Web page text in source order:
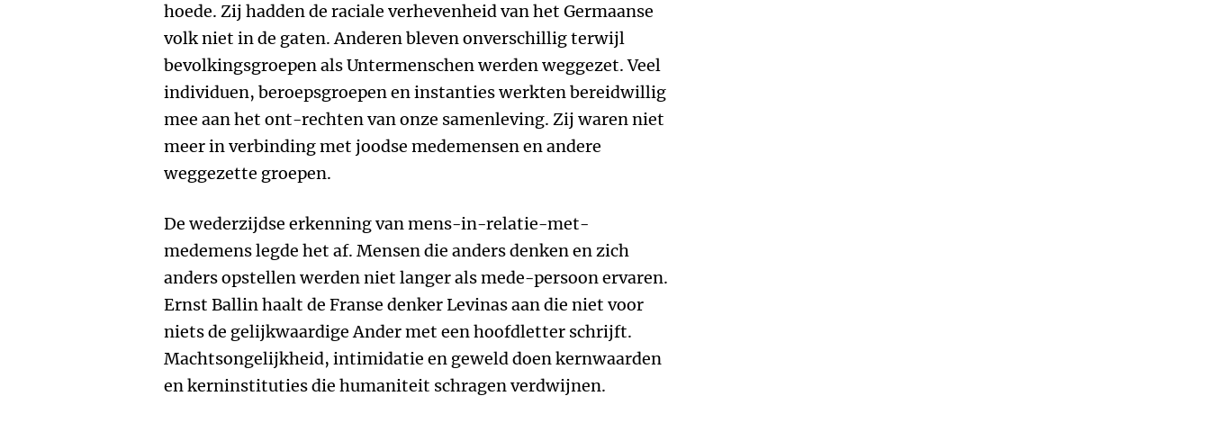
hoede. Zij hadden de raciale verhevenheid van het Germaanse
volk niet in de gaten. Anderen bleven onverschillig terwijl
bevolkingsgroepen als Untermenschen werden weggezet. Veel
individuen, beroepsgroepen en instanties werkten bereidwillig
mee aan het ont-rechten van onze samenleving. Zij waren niet
meer in verbinding met joodse medemensen en andere
weggezette groepen.
De wederzijdse erkenning van mens-in-relatie-met-
medemens legde het af. Mensen die anders denken en zich
anders opstellen werden niet langer als mede-persoon ervaren.
Ernst Ballin haalt de Franse denker Levinas aan die niet voor
niets de gelijkwaardige Ander met een hoofdletter schrijft.
Machtsongelijkheid, intimidatie en geweld doen kernwaarden
en kerninstituties die humaniteit schragen verdwijnen.